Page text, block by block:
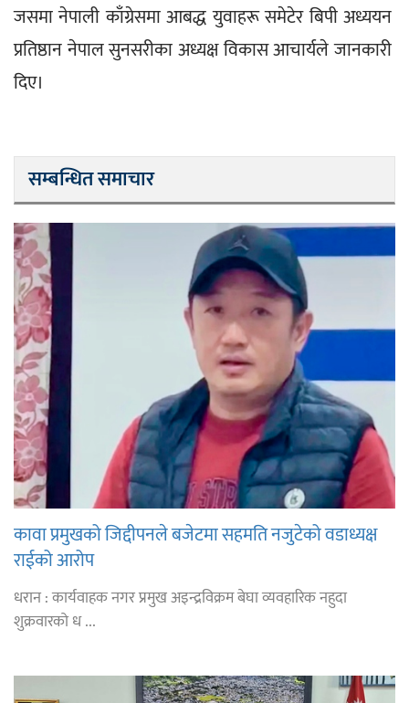
जसमा नेपाली काँग्रेसमा आबद्ध युवाहरू समेटेर बिपी अध्ययन
प्रतिष्ठान नेपाल सुनसरीका अध्यक्ष विकास आचार्यले जानकारी
दिए।
सम्बन्धित समाचार
कावा प्रमुखको जिद्दीपनले बजेटमा सहमति नजुटेको वडाध्यक्ष
राईको आरोप
धरान : कार्यवाहक नगर प्रमुख अइन्द्रविक्रम बेघा व्यवहारिक नहुदा
शुक्रवारको ध ...